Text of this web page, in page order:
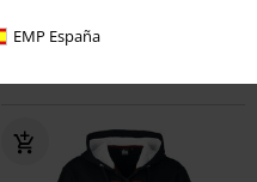
EMP España
Jacket